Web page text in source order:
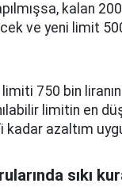
kalan 200
ve yeni limit
750 bin
limitin en
kadar azaltım
sıkı